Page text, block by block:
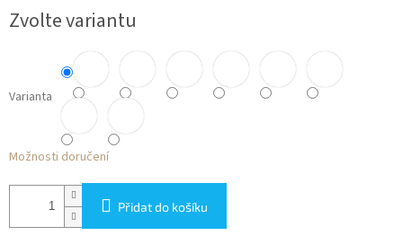
cena:
Zvolte variantu
Varianta
Možnosti doručení
Přidat do košíku